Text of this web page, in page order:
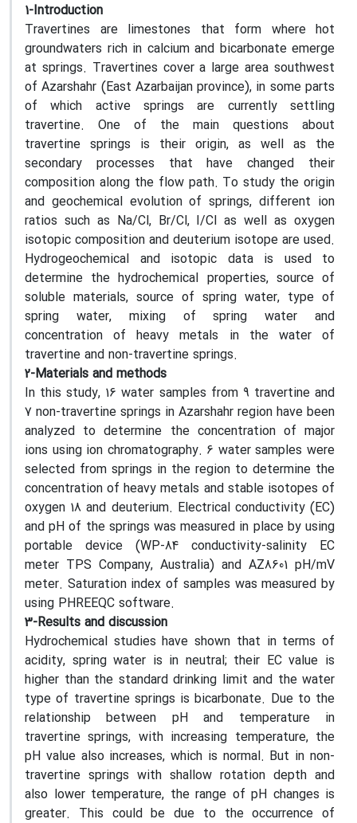
1-Introduction
Travertines are limestones that form where hot
groundwaters rich in calcium and bicarbonate emerge
at springs. Travertines cover a large area southwest
of Azarshahr (East Azarbaijan province), in some parts
of which active springs are currently settling
travertine. One of the main questions about
travertine springs is their origin, as well as the
secondary processes that have changed their
composition along the flow path. To study the origin
and geochemical evolution of springs, different ion
ratios such as Na/Cl, Br/Cl, I/Cl as well as oxygen
isotopic composition and deuterium isotope are used.
Hydrogeochemical and isotopic data is used to
determine the hydrochemical properties, source of
soluble materials, source of spring water, type of
spring water, mixing of spring water and
concentration of heavy metals in the water of
travertine and non-travertine springs.
2-Materials and methods
In this study, 16 water samples from 9 travertine and
7 non-travertine springs in Azarshahr region have been
analyzed to determine the concentration of major
ions using ion chromatography. 6 water samples were
selected from springs in the region to determine the
concentration of heavy metals and stable isotopes of
oxygen 18 and deuterium. Electrical conductivity (EC)
and pH of the springs was measured in place by using
portable device (WP-84 conductivity-salinity EC
meter TPS Company, Australia) and AZ8601 pH/mV
meter. Saturation index of samples was measured by
using PHREEQC software.
3-Results and discussion
Hydrochemical studies have shown that in terms of
acidity, spring water is in neutral; their EC value is
higher than the standard drinking limit and the water
type of travertine springs is bicarbonate. Due to the
relationship between pH and temperature in
travertine springs, with increasing temperature, the
pH value also increases, which is normal. But in non-
travertine springs with shallow rotation depth and
also lower temperature, the range of pH changes is
greater. This could be due to the occurrence of